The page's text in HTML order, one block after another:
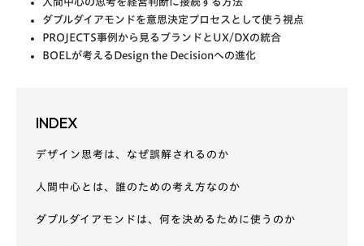
ダブルダイアモンドを意思決定プロセスとして使う視点
PROJECTS事例から見るブランドとUX/DXの統合
BOELが考えるDesign the Decisionへの進化
INDEX
デザイン思考は、なぜ誤解されるのか
人間中心とは、誰のための考え方なのか
ダブルダイアモンドは、何を決めるために使うのか